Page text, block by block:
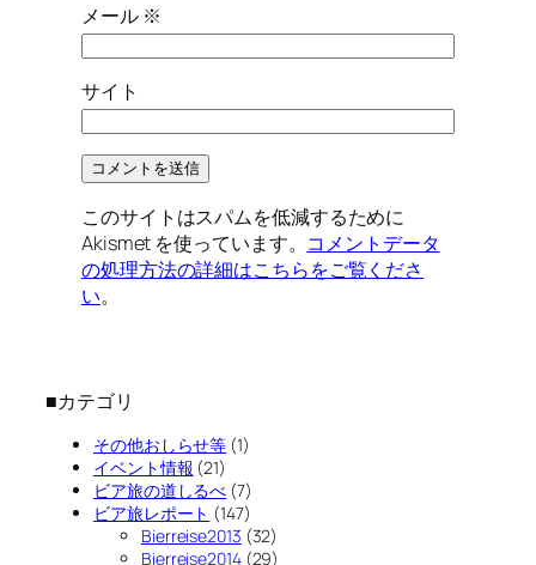
メール ※
サイト
このサイトはスパムを低減するために
Akismet を使っています。 コメントデータ
の処理方法の詳細はこちらをご覧くださ
い。
■カテゴリ
その他おしらせ等 (1)
イベント情報 (21)
ビア旅の道しるべ (7)
ビア旅レポート (147)
Bierreise2013 (32)
Bierreise2014(29)